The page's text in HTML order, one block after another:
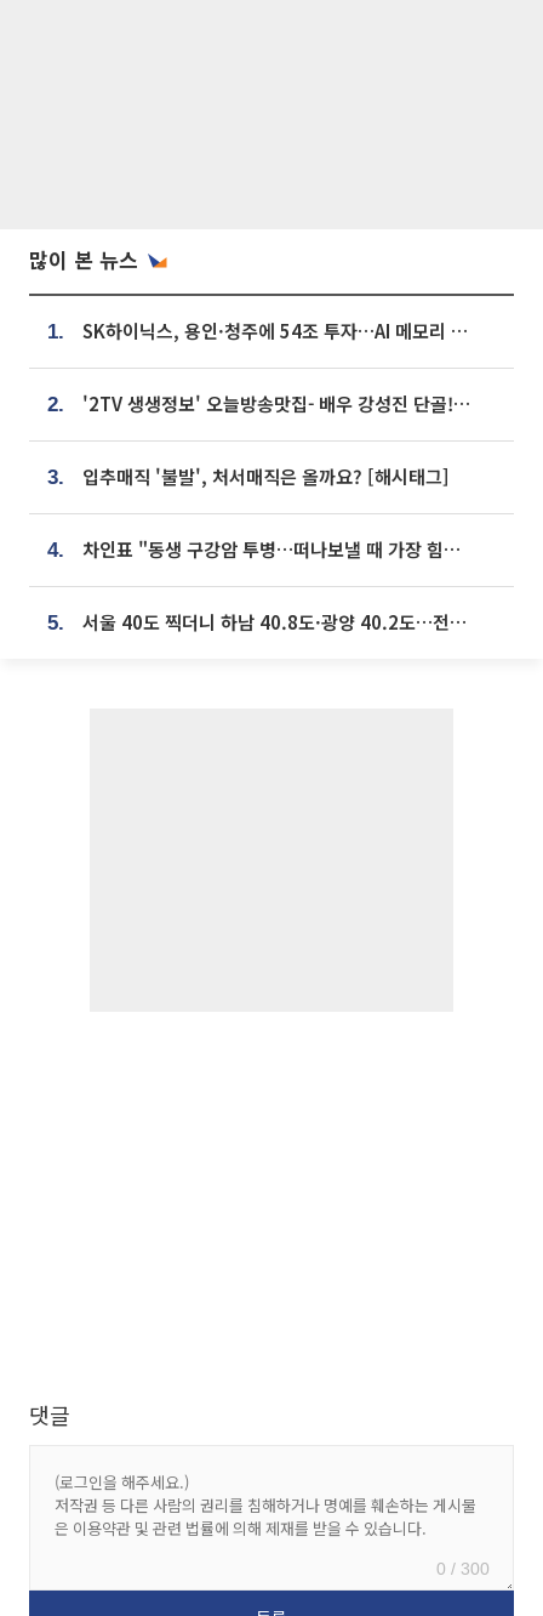
많이 본 뉴스
1. SK하이닉스, 용인·청주에 54조 투자…AI 메모리 생산기지 키운다
2. '2TV 생생정보' 오늘방송맛집- 배우 강성진 단골! 쌀국수ㆍ푸팟퐁 커리 맛집 '블○○○'
3. 입추매직 '불발', 처서매직은 올까요? [해시태그]
4. 차인표 "동생 구강암 투병…떠나보낼 때 가장 힘들었다”
5. 서울 40도 찍더니 하남 40.8도·광양 40.2도…전국 '펄펄'
댓글
0 / 300